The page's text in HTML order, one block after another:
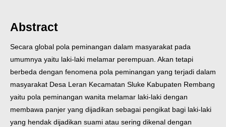
Abstract
Secara global pola peminangan dalam masyarakat pada
umumnya yaitu laki-laki melamar perempuan. Akan tetapi
berbeda dengan fenomena pola peminangan yang terjadi dalam
masyarakat Desa Leran Kecamatan Sluke Kabupaten Rembang
yaitu pola peminangan wanita melamar laki-laki dengan
membawa panjer yang dijadikan sebagai pengikat bagi laki-laki
yang hendak dijadikan suami atau sering dikenal dengan